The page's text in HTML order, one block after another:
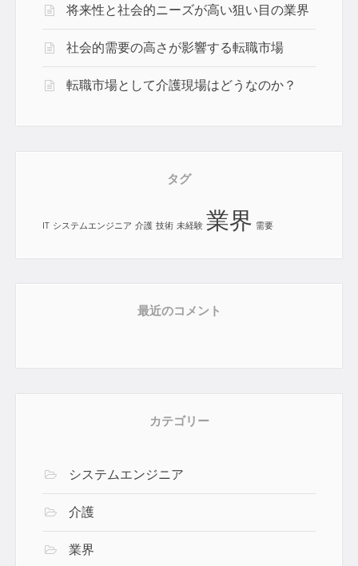
将来性と社会的ニーズが高い狙い目の業界
社会的需要の高さが影響する転職市場
転職市場として介護現場はどうなのか？
タグ
IT システムエンジニア 介護 技術 未経験 業界 需要
最近のコメント
カテゴリー
システムエンジニア
介護
業界